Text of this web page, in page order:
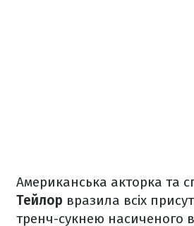
Американська акторка та
Тейлор вразила всіх
тренч-сукнею насиченого